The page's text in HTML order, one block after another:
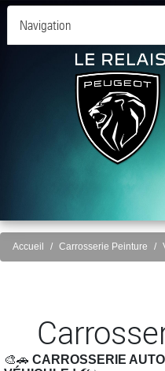
Navigation
Accueil Carrosserie Peinture
🎨🚗 CARROSSERIE